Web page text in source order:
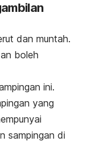
dan muntah.
boleh
ini.
yang
sampingan di